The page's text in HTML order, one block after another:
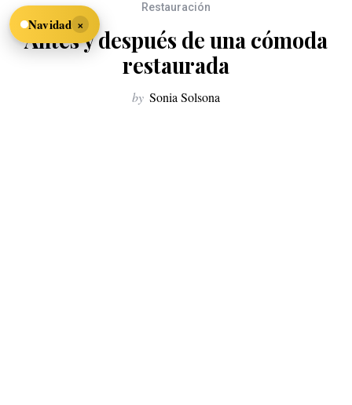
Restauración
Antes y después de una cómoda
restaurada
by Sonia Solsona
Navidad ×